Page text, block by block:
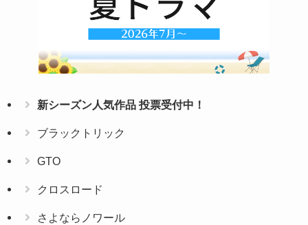
新シーズン人気作品 投票受付中！
ブラックトリック
GTO
クロスロード
さよならノワール